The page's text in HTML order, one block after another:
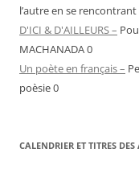
l’autre en se
D'ICI & D'AILLEURS –
MACHANADA 0
Un poète en français –
poèsie 0
CALENDRIER ET TITRES